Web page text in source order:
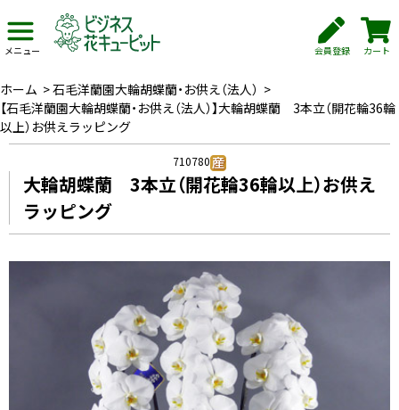
メニュー 会員登録 カート
ホーム >石毛洋蘭園大輪胡蝶蘭・お供え（法人） >
【石毛洋蘭園大輪胡蝶蘭・お供え（法人）】大輪胡蝶蘭 3本立（開花輪36輪
以上）お供えラッピング
710780
大輪胡蝶蘭 3本立（開花輪36輪以上）お供え
ラッピング